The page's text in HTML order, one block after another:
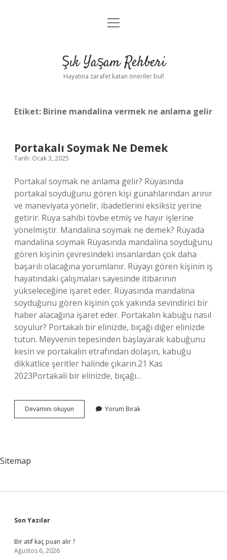
Anasayfa
Yasal Uyarı
menüyü
Şık Yaşam Rehberi
Hayatına zarafet katan öneriler bul!
Etiket: Birine mandalina vermek ne anlama gelir
Portakalı Soymak Ne Demek
Tarih: Ocak 3, 2025
Portakal soymak ne anlama gelir? Rüyasında
portakal soyduğunu gören kişi günahlarından arınır
ve maneviyata yönelir, ibadetlerini eksiksiz yerine
getirir. Rüya sahibi tövbe etmiş ve hayır işlerine
yönelmiştir. Mandalina soymak ne demek? Rüyada
mandalina soymak Rüyasında mandalina soyduğunu
gören kişinin çevresindeki insanlardan çok daha
başarılı olacağına yorumlanır. Rüyayı gören kişinin iş
hayatındaki çalışmaları sayesinde itibarının
yükseleceğine işaret eder. Rüyasında mandalina
soyduğunu gören kişinin çok yakında sevindirici bir
haber alacağına işaret eder. Portakalın kabuğu nasıl
soyulur? Portakalı bir elinizde, bıçağı diğer elinizde
tutun. Meyvenin tepesinden başlayarak kabuğunu
kesin ve portakalın etrafından dolaşın, kabuğu
dikkatlice şeritler halinde çıkarın.21 Kas
2023Portakali bir elinizde, bıçağı…
Devamını okuyun Portakalı
Soymak
Yorum Bırak
Sitemap
Sidebar
Son Yazılar
Bir atıf kaç puan alır ?
Ağustos 6, 2026